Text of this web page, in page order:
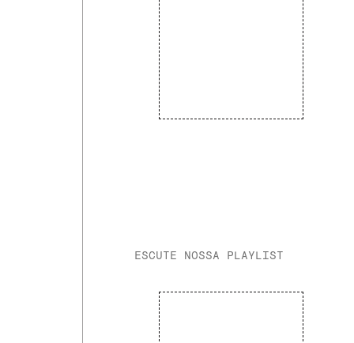
ESCUTE NOSSA PLAYLIST